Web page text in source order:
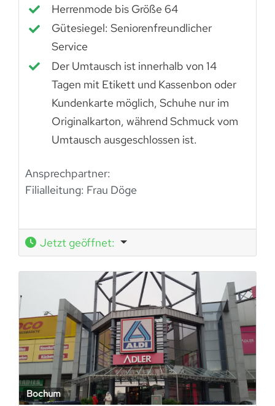
Herrenmode bis Größe 64
Gütesiegel: Seniorenfreundlicher
Service
Der Umtausch ist innerhalb von 14
Tagen mit Etikett und Kassenbon oder
Kundenkarte möglich, Schuhe nur im
Originalkarton, während Schmuck vom
Umtausch ausgeschlossen ist.
Ansprechpartner:
Filialleitung: Frau Döge
Jetzt geöffnet:
Bochum